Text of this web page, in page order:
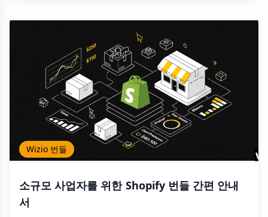
Wizio 번들
소규모 사업자를 위한 Shopify 번들 간편 안내
서